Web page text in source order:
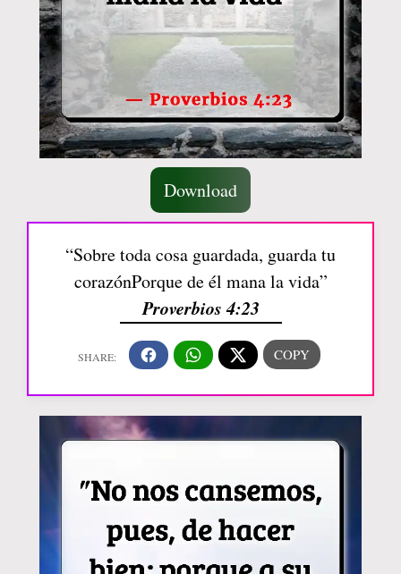
Download
“Sobre toda cosa guardada, guarda tu
corazónPorque de él mana la vida”
Proverbios 4:23